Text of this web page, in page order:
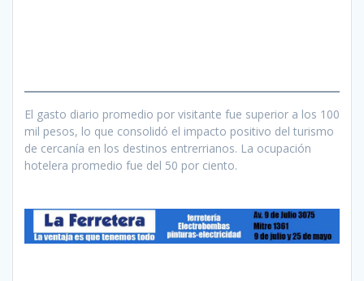
El gasto diario promedio por visitante fue superior a los 100
mil pesos, lo que consolidó el impacto positivo del turismo
de cercanía en los destinos entrerrianos. La ocupación
hotelera promedio fue del 50 por ciento.